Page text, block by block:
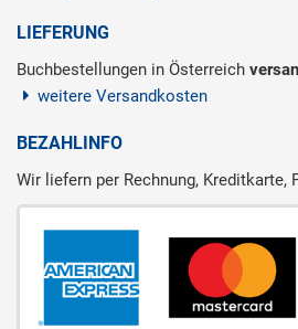
LIEFERUNG
Buchbestellungen in Österreich
weitere Versandkosten
BEZAHLINFO
Wir liefern per Rechnung, Kreditkarte,